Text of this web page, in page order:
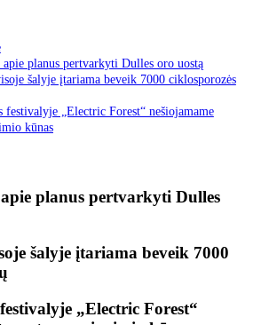
apie planus pertvarkyti Dulles oro uostą
šalyje įtariama beveik 7000 ciklosporozės
„Electric Forest“ nešiojamame
kūnas
planus pertvarkyti Dulles
šalyje įtariama beveik 7000
„Electric Forest“